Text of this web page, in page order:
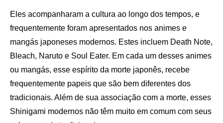
Eles acompanharam a cultura ao longo dos tempos, e
frequentemente foram apresentados nos animes e
mangás japoneses modernos. Estes incluem Death Note,
Bleach, Naruto e Soul Eater. Em cada um desses animes
ou mangás, esse espírito da morte japonês, recebe
frequentemente papeis que são bem diferentes dos
tradicionais. Além de sua associação com a morte, esses
Shinigami modernos não têm muito em comum com seus